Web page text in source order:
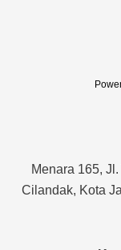
Menara 165,
Cilandak, Kota